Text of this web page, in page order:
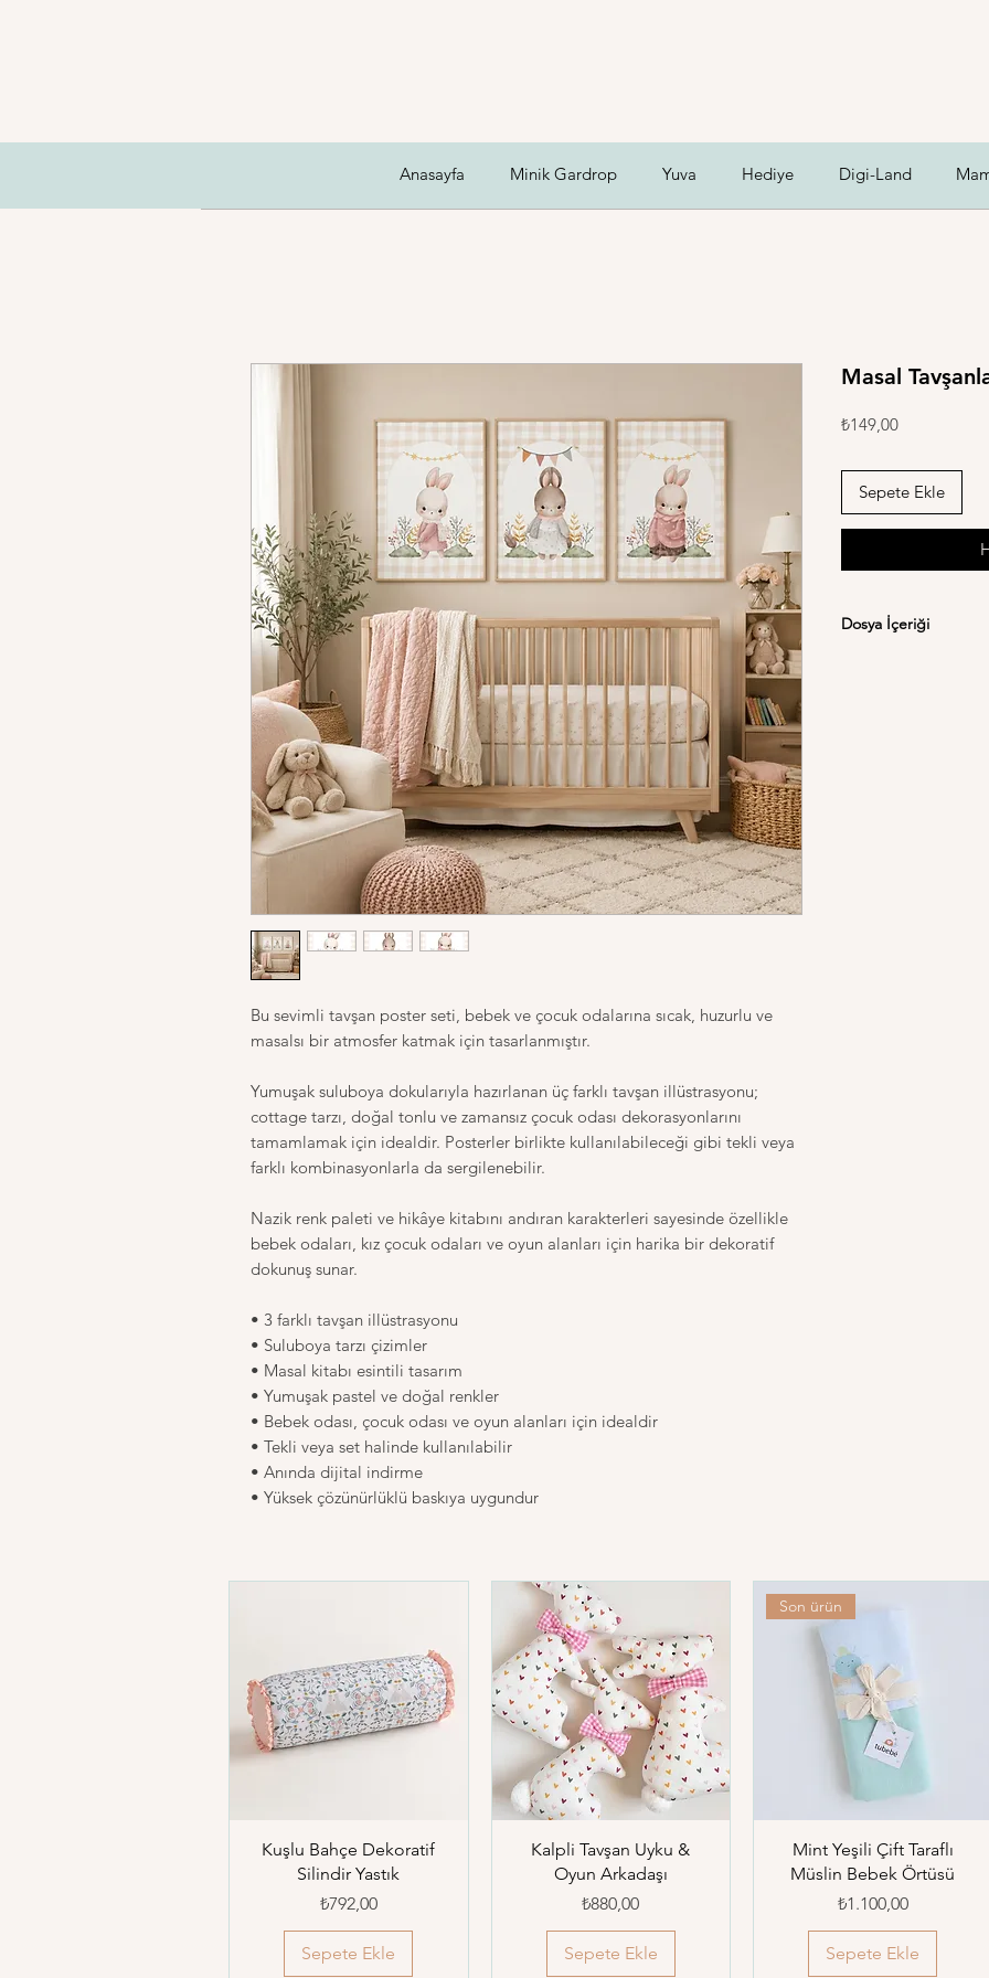
Anasayfa Minik Gardrop Yuva Hediye Digi-Land
Bu sevimli tavşan poster seti, bebek ve çocuk odalarına sıcak, huzurlu ve
masalsı bir atmosfer katmak için tasarlanmıştır.
Yumuşak suluboya dokularıyla hazırlanan üç farklı tavşan illüstrasyonu;
cottage tarzı, doğal tonlu ve zamansız çocuk odası dekorasyonlarını
tamamlamak için idealdir. Posterler birlikte kullanılabileceği gibi tekli veya
farklı kombinasyonlarla da sergilenebilir.
Nazik renk paleti ve hikâye kitabını andıran karakterleri sayesinde özellikle
bebek odaları, kız çocuk odaları ve oyun alanları için harika bir dekoratif
dokunuş sunar.
• 3 farklı tavşan illüstrasyonu
• Suluboya tarzı çizimler
• Masal kitabı esintili tasarım
• Yumuşak pastel ve doğal renkler
• Bebek odası, çocuk odası ve oyun alanları için idealdir
• Tekli veya set halinde kullanılabilir
• Anında dijital indirme
• Yüksek çözünürlüklü baskıya uygundur
Masal
₺149,00Fiyat
Sepete Ekle
Dosya İçeriği
Kuşlu Bahçe Dekoratif
Silindir Yastık
Fiyat
₺792,00
Sepete Ekle
Kalpli Tavşan Uyku &
Oyun Arkadaşı
Fiyat
₺880,00
Sepete Ekle
Son ürün
Mint Yeşili Çift Taraflı
Müslin Bebek Örtüsü
Fiyat
₺1.100,00
Sepete Ekle